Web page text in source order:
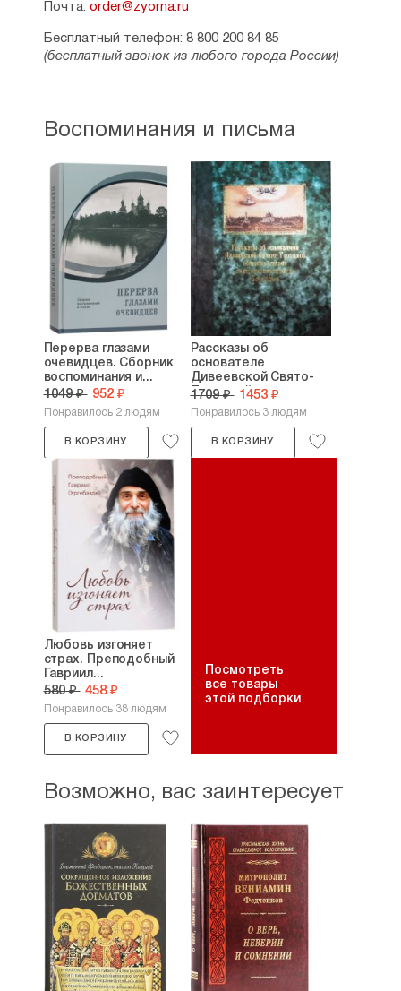
Почта: order@zyorna.ru
Бесплатный телефон: 8 800 200 84 85
(бесплатный звонок из любого города России)
Воспоминания и письма
Перерва глазами
очевидцев. Сборник
воспоминания и...
1049 ₽ 952 ₽
Понравилось 2 людям
В КОРЗИНУ
Рассказы об
основателе
Дивеевской Свято-
Троицкой...
1709 ₽ 1453 ₽
Понравилось 3 людям
В КОРЗИНУ
Любовь изгоняет
страх. Преподобный
Гавриил...
580 ₽ 458 ₽
Понравилось 38 людям
В КОРЗИНУ
Посмотреть
все товары
этой подборки
Возможно, вас заинтересует